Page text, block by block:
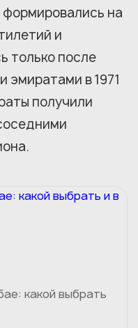
на
и
только после
эмиратами в 1971
получили
какой выбрать